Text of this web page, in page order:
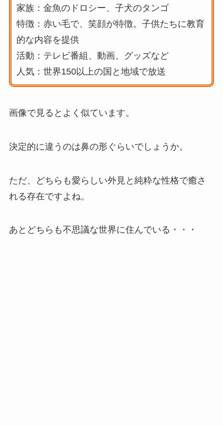
家族：金魚のドロシー、子犬のタンゴ
特徴：赤い毛で、笑顔が特徴。子供たちに教育
的な内容を提供
活動：テレビ番組、動画、グッズなど
人気：世界150以上の国と地域で放送
画像で見るとよく似ています。
決定的に違うのは鼻の形ぐらいでしょうか。
ただ、どちらも愛らしい外見と純粋な性格で癒さ
れる存在ですよね。
あとどちらも不思議な世界に住んでいる・・・